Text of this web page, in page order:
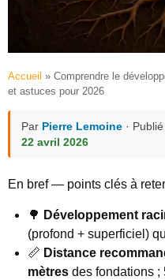
Accueil » Comprendre le
et astuces pour 2026
Par Pierre Lemoine ·
22 avril 2026
En bref — points clés à
🌳 Développement
(profond + superficiel)
📏 Distance
mètres des fondations ;